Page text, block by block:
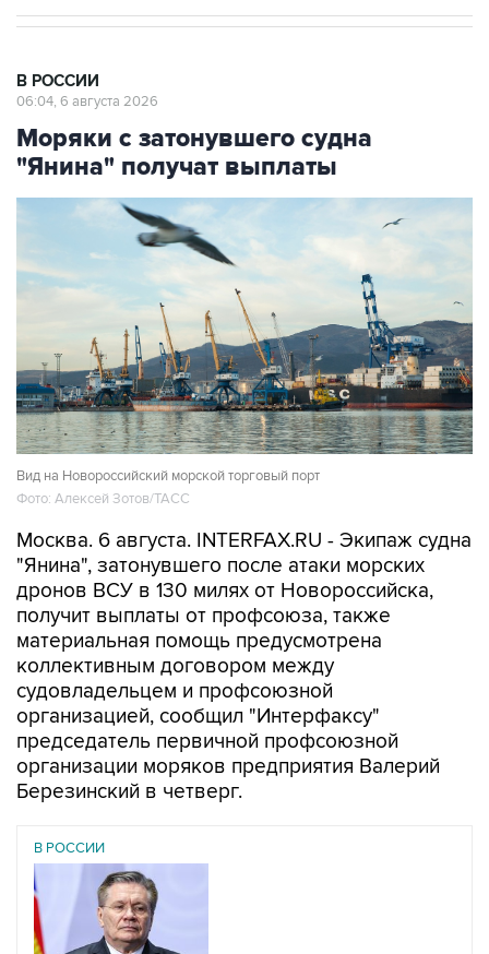
В РОССИИ
06:04, 6 августа 2026
Моряки с затонувшего судна
"Янина" получат выплаты
Вид на Новороссийский морской торговый порт
Фото: Алексей Зотов/ТАСС
Москва. 6 августа. INTERFAX.RU - Экипаж судна
"Янина", затонувшего после атаки морских
дронов ВСУ в 130 милях от Новороссийска,
получит выплаты от профсоюза, также
материальная помощь предусмотрена
коллективным договором между
судовладельцем и профсоюзной
организацией, сообщил "Интерфаксу"
председатель первичной профсоюзной
организации моряков предприятия Валерий
Березинский в четверг.
В РОССИИ